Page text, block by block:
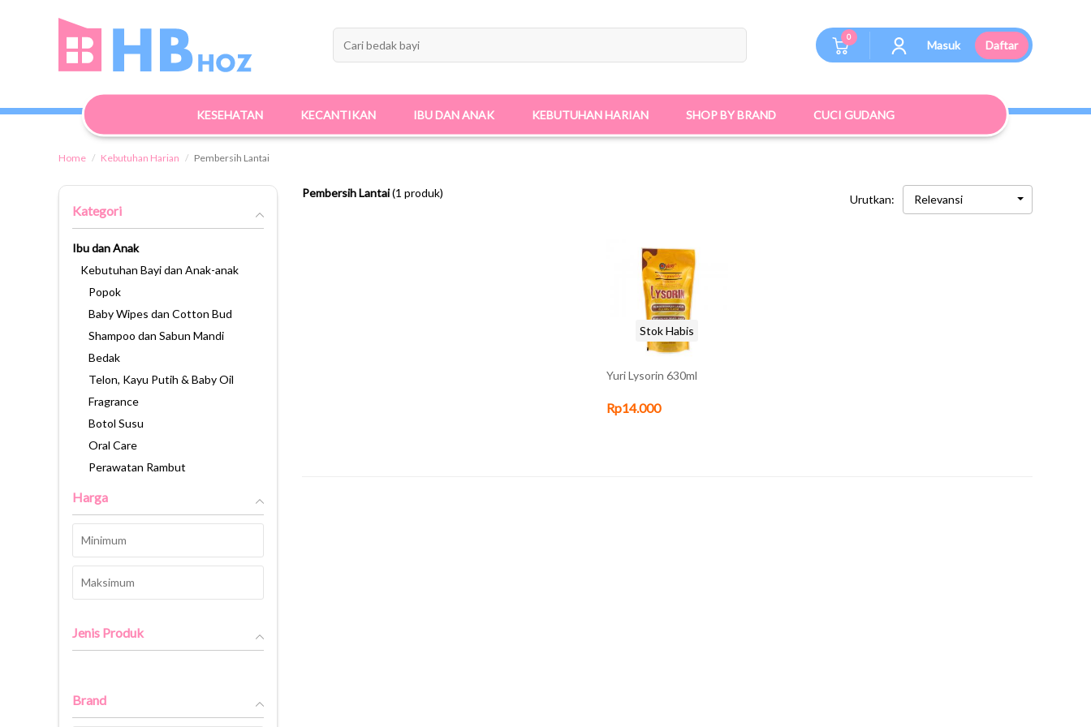
0
Masuk Daftar
KESEHATAN KECANTIKAN IBU DAN ANAK KEBUTUHAN HARIAN SHOP BY BRAND CUCI GUDANG
Home Kebutuhan Harian Pembersih Lantai
Kategori
Ibu dan Anak
Kebutuhan Bayi dan Anak-anak
Popok
Baby Wipes dan Cotton Bud
Shampoo dan Sabun Mandi
Bedak
Telon, Kayu Putih & Baby Oil
Fragrance
Botol Susu
Oral Care
Perawatan Rambut
Kebutuhan Ibu Hamil
Oral Care
Pasta Gigi
Obat Kumur
Bumbu Masak
Harga
Jenis Produk
Brand
Pembersih Lantai(1 produk) Urutkan: Relevansi
Yuri Lysorin 630ml
Rp14.000
Stok Habis